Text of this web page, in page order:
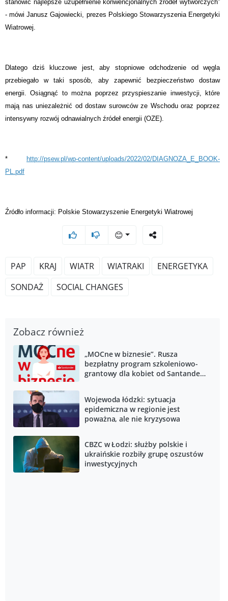
stanowić najlepsze uzupełnienie konwencjonalnych źródeł wytwórczych”
- mówi Janusz Gajowiecki, prezes Polskiego Stowarzyszenia Energetyki
Wiatrowej.
Dlatego dziś kluczowe jest, aby stopniowe odchodzenie od węgla
przebiegało w taki sposób, aby zapewnić bezpieczeństwo dostaw
energii. Osiągnąć to można poprzez przyspieszanie inwestycji, które
mają nas uniezależnić od dostaw surowców ze Wschodu oraz poprzez
intensywny rozwój odnawialnych źródeł energii (OZE).
*
http://psew.pl/wp-content/uploads/2022/02/DIAGNOZA_E_BOOK-
PL.pdf
Źródło informacji: Polskie Stowarzyszenie Energetyki Wiatrowej
😊
PAP KRAJ WIATR WIATRAKI
ENERGETYKA
SONDAŻ
SOCIAL CHANGES
Zobacz również
„MOCne w biznesie”. Rusza
bezpłatny program szkoleniowo-
grantowy dla kobiet od Santander
Wojewoda łódzki: sytuacja
epidemiczna w regionie jest
poważna, ale nie kryzysowa
CBZC w Łodzi: służby polskie i
ukraińskie rozbiły grupę oszustów
inwestycyjnych